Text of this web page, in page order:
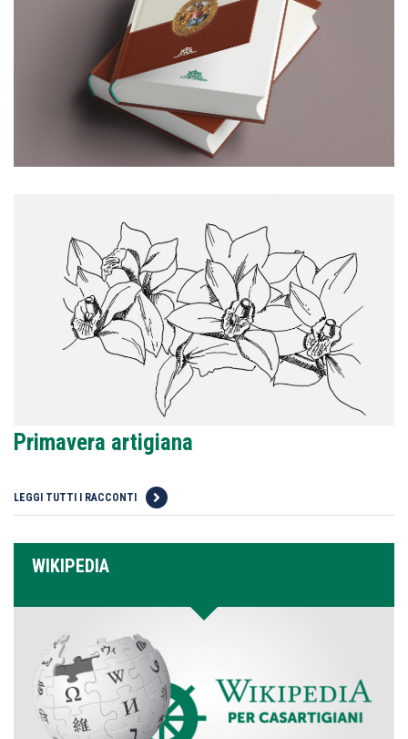
Primavera artigiana
LEGGI TUTTI I RACCONTI
WIKIPEDIA